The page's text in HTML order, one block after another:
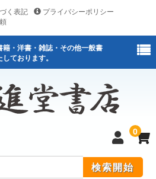
く表記
プライバシーポリシー
・洋書・雑誌・その他一般書
ております。
0